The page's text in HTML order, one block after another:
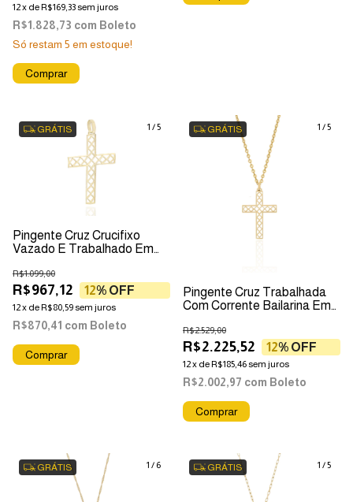
12x deR$169,33sem juros
R$1.828,73 com Boleto
Só restam 5 em estoque!
1 /5
GRÁTIS
Pingente Cruz Crucifixo
Vazado E Trabalhado Em
R$967,12
R$1.099,00
12% OFF
12x deR$80,59sem juros
R$870,41 com Boleto
1 /5
GRÁTIS
Pingente Cruz Trabalhada
Com Corrente Bailarina Em
R$2.225,52
R$2.529,00
12% OFF
12x deR$185,46sem juros
R$2.002,97 com Boleto
1 / 6
GRÁTIS 1 /5
GRÁTIS